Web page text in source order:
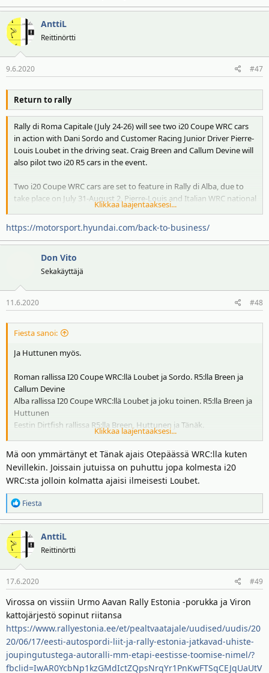
AnttiL
Reittinörtti
9.6.2020 #47
Return to rally
Rally di Roma Capitale (July 24-26) will see two i20 Coupe WRC cars
in action with Dani Sordo and Customer Racing Junior Driver Pierre-
Louis Loubet in the driving seat. Craig Breen and Callum Devine will
also pilot two i20 R5 cars in the event.
Two i20 Coupe WRC cars are set to feature in Rally di Alba, due to
take place on July 31-August 2. Pierre-Louis and Italian WRC national
champion Luca Pedersoli will also take to the Alba stages in
customer WRC cars, while Craig and Jari Huttunen will compete in
two i20 R5 cars.
Local hero Ott will be joined by Thierry Neuville for Rally DirtFish in
Estonia (August 7-9), with Jari at the wheel of the R5 test car.
Klikkaa laajentaaksesi...
https://motorsport.hyundai.com/back-to-business/
Don Vito
Sekakäyttäjä
11.6.2020 #48
Fiesta sanoi:
Ja Huttunen myös.
Roman rallissa I20 Coupe WRC:llä Loubet ja Sordo. R5:lla Breen ja
Callum Devine
Alba rallissa I20 Coupe WRC:llä Loubet ja joku toinen. R5:lla Breen ja
Huttunen
Eestin Dirtfish rallissa R5:lla Breen, Huttunen ja Tänäk.
Nämä siis Colin Clarkin päivityksestä.
Klikkaa laajentaaksesi...
Mä oon ymmärtänyt et Tänak ajais Otepäässä WRC:lla kuten
Nevillekin. Joissain jutuissa on puhuttu jopa kolmesta i20
WRC:sta jolloin kolmatta ajaisi ilmeisesti Loubet.
R
e
a
k
o
t
Fiesta
AnttiL
Reittinörtti
17.6.2020 #49
Virossa on vissiin Urmo Aavan Rally Estonia -porukka ja Viron
kattojärjestö sopinut riitansa
https://www.rallyestonia.ee/et/pealtvaatajale/uudised/uudis/20
20/06/17/eesti-autospordi-liit-ja-rally-estonia-jatkavad-uhiste-
joupingutustega-autoralli-mm-etapi-eestisse-toomise-nimel/?
fbclid=IwAR0YcbNp1kzGMdIctZQpsNrqYr1PnKwFTSqCEJqUaUtV